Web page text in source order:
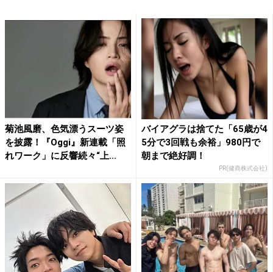
菊池風磨、色気漂うスーツ姿
を披露！『Oggi』新連載「照
れワーク」に反響続々“上...
バイアグラは捨てた「65歳が4
5分で3回戦も余裕」980円で
朝まで絶好調！
PR(健商株式会社)